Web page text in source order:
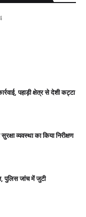
पहाड़ी क्षेत्र से देशी कट्टा
व्यवस्था का किया निरीक्षण
पुलिस जांच में जुटी